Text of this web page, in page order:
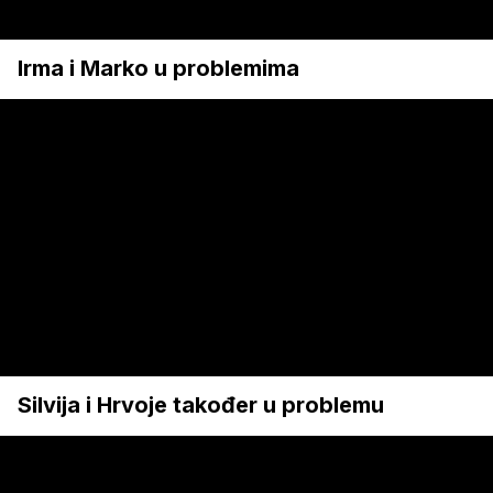
Irma i Marko u problemima
Silvija i Hrvoje također u problemu